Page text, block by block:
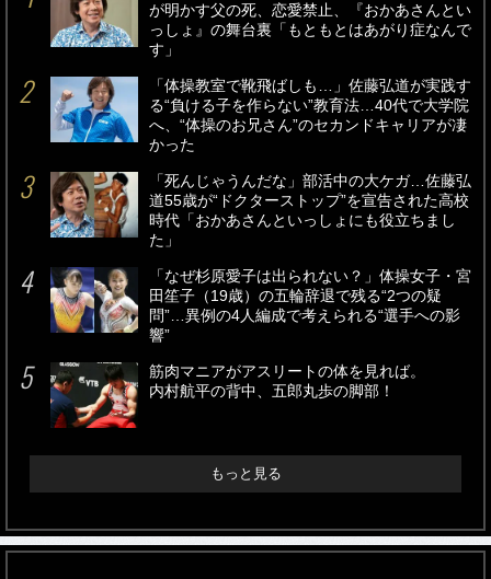
が明かす父の死、恋愛禁止、『おかあさんとい
っしょ』の舞台裏「もともとはあがり症なんで
す」
「体操教室で靴飛ばしも…」佐藤弘道が実践す
る“負ける子を作らない”教育法…40代で大学院
へ、“体操のお兄さん”のセカンドキャリアが凄
かった
「死んじゃうんだな」部活中の大ケガ…佐藤弘
道55歳が“ドクターストップ”を宣告された高校
時代「おかあさんといっしょにも役立ちまし
た」
「なぜ杉原愛子は出られない？」体操女子・宮
田笙子（19歳）の五輪辞退で残る“2つの疑
問”…異例の4人編成で考えられる“選手への影
響”
筋肉マニアがアスリートの体を見れば。
内村航平の背中、五郎丸歩の脚部！
もっと見る